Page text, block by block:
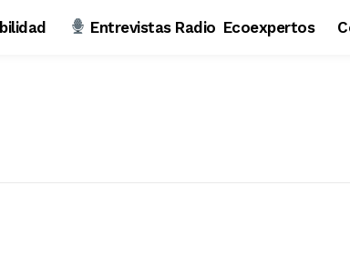
Entrevistas Radio Ecoexpertos